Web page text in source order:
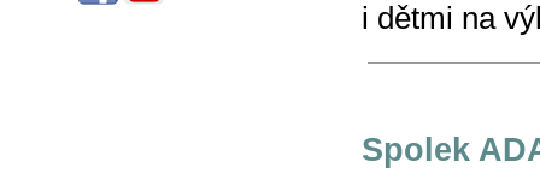
i dětmi na
Spolek